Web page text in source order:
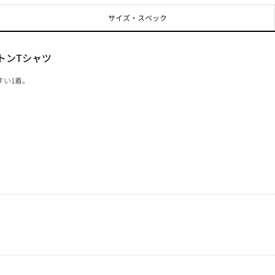
ンTシャツ
1着。
サイズ・スペック